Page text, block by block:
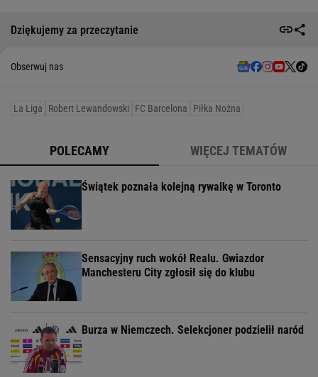
Dziękujemy za przeczytanie
Obserwuj nas
La Liga Robert Lewandowski FC Barcelona Piłka Nożna
POLECAMY WIĘCEJ TEMATÓW
Świątek poznała kolejną rywalkę w Toronto
Sensacyjny ruch wokół Realu. Gwiazdor
Manchesteru City zgłosił się do klubu
Burza w Niemczech. Selekcjoner podzielił naród